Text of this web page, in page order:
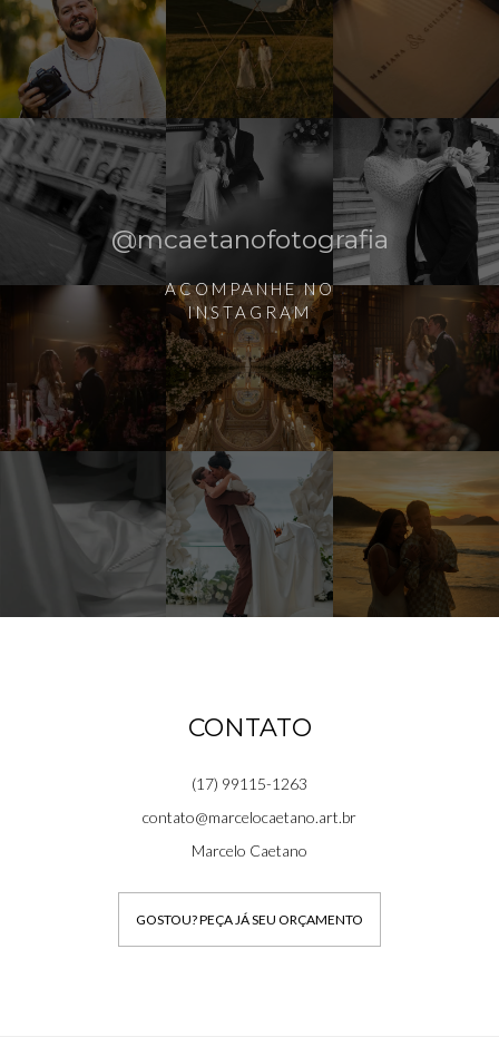
@mcaetanofotografia
ACOMPANHE NO
INSTAGRAM
CONTATO
(17) 99115-1263
contato@marcelocaetano.art.br
Marcelo Caetano
GOSTOU? PEÇA JÁ SEU ORÇAMENTO